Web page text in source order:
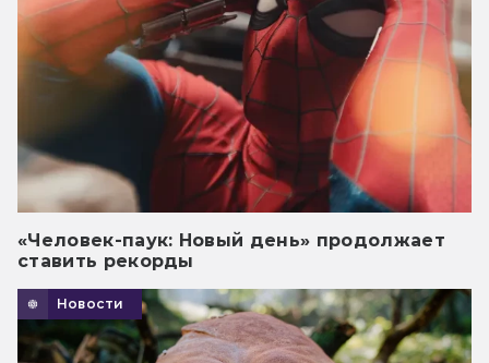
«Человек-паук: Новый день» продолжает
ставить рекорды
Новости